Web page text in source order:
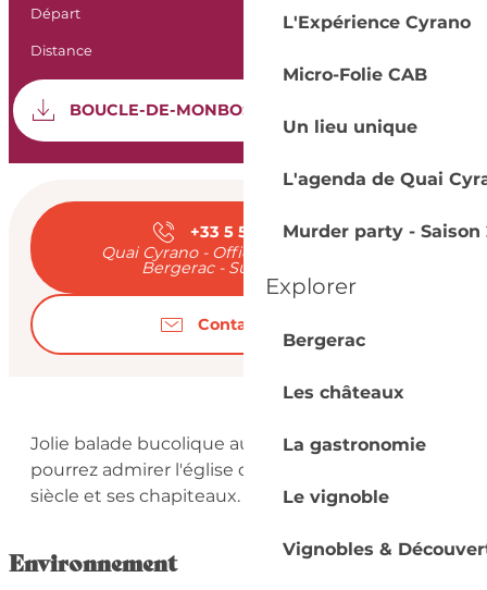
L'Expérience Cyrano
Micro-Folie CAB
Un lieu unique
L'agenda de Quai
Murder party - Saison
Explorer
Bergerac
Les châteaux
La gastronomie
Le vignoble
Vignobles &
Informations
Départ Thénac
Distance
Documentation
BOUCLE-DE-MONBOS-INSEE-24549
Ouverture et
+33 5 53 57 03▒▒
Quai Cyrano - Office de Tourisme de
Bergerac - Sud Dordogne
Contactez-nous
Description
Jolie balade bucolique au cours de laquelle vous
pourrez admirer l'église de Monbos du XIIème
siècle et ses chapiteaux.
Environnement